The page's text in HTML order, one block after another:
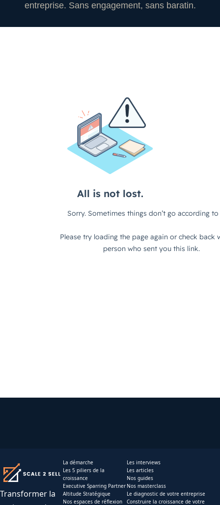
entreprise. Sans engagement, sans baratin.
Transformer la
La démarche
Les 5 piliers de la
croissance
Executive Sparring Partner
Altitude Stratégique
Nos espaces de réflexion
Les interviews
Les articles
Nos guides
Nos masterclass
Le diagnostic de votre entreprise
Construire la croissance de votre